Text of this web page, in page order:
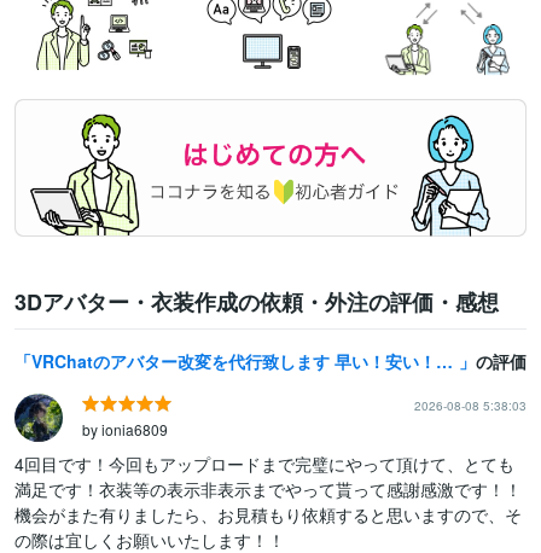
3Dアバター・衣装作成の依頼・外注の評価・感想
VRChatのアバター改変を代行致します 早い！安い！をモットーにあなたの理想を叶えます。 の評価
2026-08-08 5:38:03
by ionia6809
4回目です！今回もアップロードまで完璧にやって頂けて、とても
満足です！衣装等の表示非表示までやって貰って感謝感激です！！
機会がまた有りましたら、お見積もり依頼すると思いますので、そ
の際は宜しくお願いいたします！！